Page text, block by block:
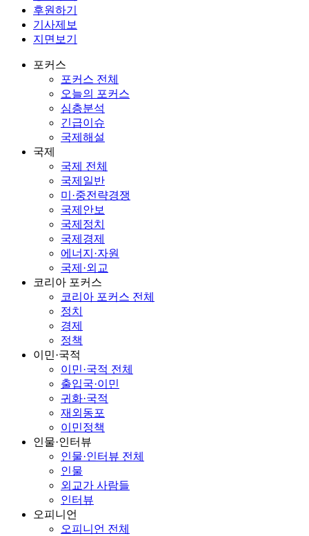
후원하기
기사제보
지면보기
포커스
포커스 전체
오늘의 포커스
심층분석
긴급이슈
국제해설
국제
국제 전체
국제일반
미·중전략경쟁
국제안보
국제정치
국제경제
에너지·자원
국제·외교
코리아 포커스
코리아 포커스 전체
정치
경제
정책
이민·국적
이민·국적 전체
출입국·이민
귀화·국적
재외동포
이민정책
인물·인터뷰
인물·인터뷰 전체
인물
외교가 사람들
인터뷰
오피니언
오피니언 전체